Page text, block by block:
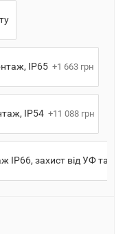
IP65 +1 663 грн
IP54 +11 088 грн
IP66, захист від УФ та